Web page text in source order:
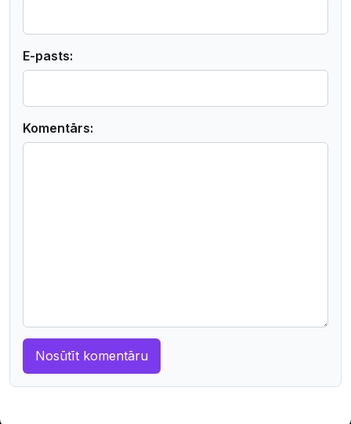
E-pasts:
Komentārs: